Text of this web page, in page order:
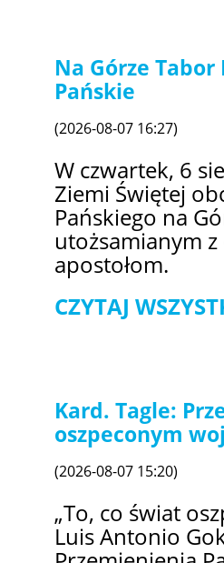
Na Górze
Pańskie
(2026-08-07 16:27)
W czwartek, 6
Ziemi Świętej
Pańskiego na
utożsamianym
apostołom.
CZYTAJ
Kard. Tagle:
oszpeconym
(2026-08-07 15:20)
„To, co świat
Luis Antonio